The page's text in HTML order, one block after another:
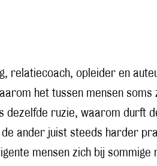
relatiecoach, opleider en
het tussen mensen soms
dezelfde ruzie, waarom durft
ander juist steeds harder
mensen zich bij sommige